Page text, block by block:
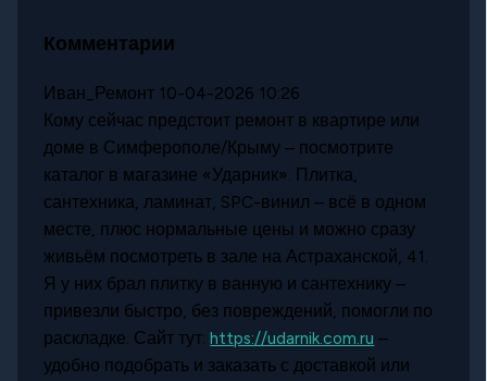
Комментарии
Иван_Ремонт 10-04-2026 10:26
Кому сейчас предстоит ремонт в квартире или
доме в Симферополе/Крыму – посмотрите
каталог в магазине «Ударник». Плитка,
сантехника, ламинат, SPC-винил – всё в одном
месте, плюс нормальные цены и можно сразу
живьём посмотреть в зале на Астраханской, 41.
Я у них брал плитку в ванную и сантехнику –
привезли быстро, без повреждений, помогли по
раскладке. Сайт тут:https://udarnik.com.ru –
удобно подобрать и заказать с доставкой или